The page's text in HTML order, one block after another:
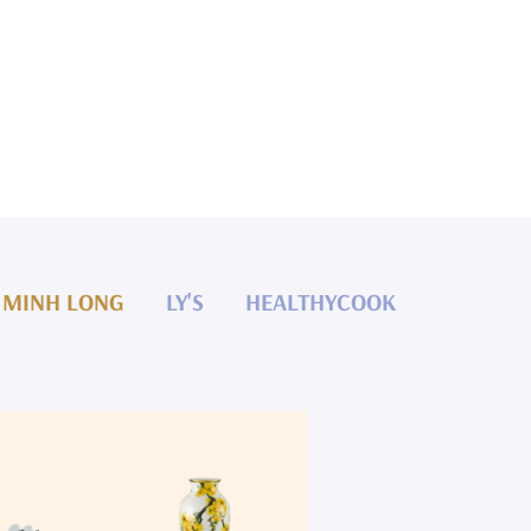
MINH LONG LY'S HEALTHYCOOK